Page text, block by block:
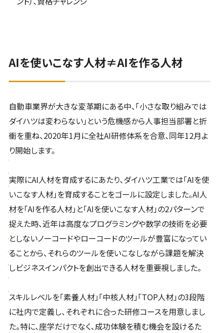
AIを使いこなす人材≠AIを作る人材
自動車業界が大きな変革期にある中、「小さな取り組みでは
ダイハツは変わらない」という危機感から人事担当部署と折
衝を重ね、2020年1月に全社AI研修体系を合意、同年12月よ
り開始します。
実際にAI人材を育成するにあたり、ダイハツ工業では「AIを使
いこなす人材」を育成することをゴールに設定しました。AI人
材を「AIを作る人材」と「AIを使いこなす人材」の2パターンで
捉えた時、近年は高度なプログラミングや数学の技術を必要
としないノーコードやローコードのツールが豊富になってい
ることから、それらのツールを使いこなしながら課題を解決
しビジネスインパクトを創出できる人材を重要視しました。
スキルレベルを「素養人材」「中核人材」「TOP人材」の3段階
に社内で定義し、それぞれに合った研修コースを用意しまし
た。特に、座学だけでなく、成功体験を積む機会を設けるた